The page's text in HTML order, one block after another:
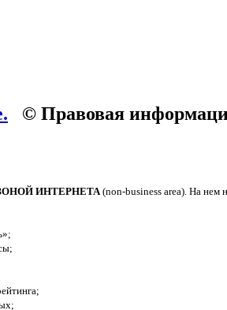
© Правовая
ИНТЕРНЕТА (non-business area). На нем